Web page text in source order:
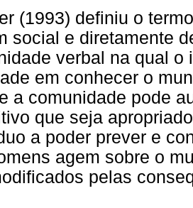
(1993) definiu o
social e diretamente
verbal na qual o
em conhecer o
a comunidade pode
que seja
a poder prever e
agem sobre o
pelas